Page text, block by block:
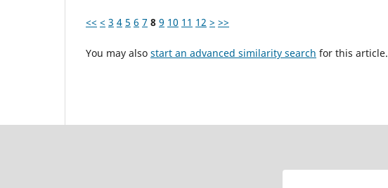
<< < 3 4 5 6 7 8 9 10 11 12 > >>
You may also start an advanced similarity search for this article.